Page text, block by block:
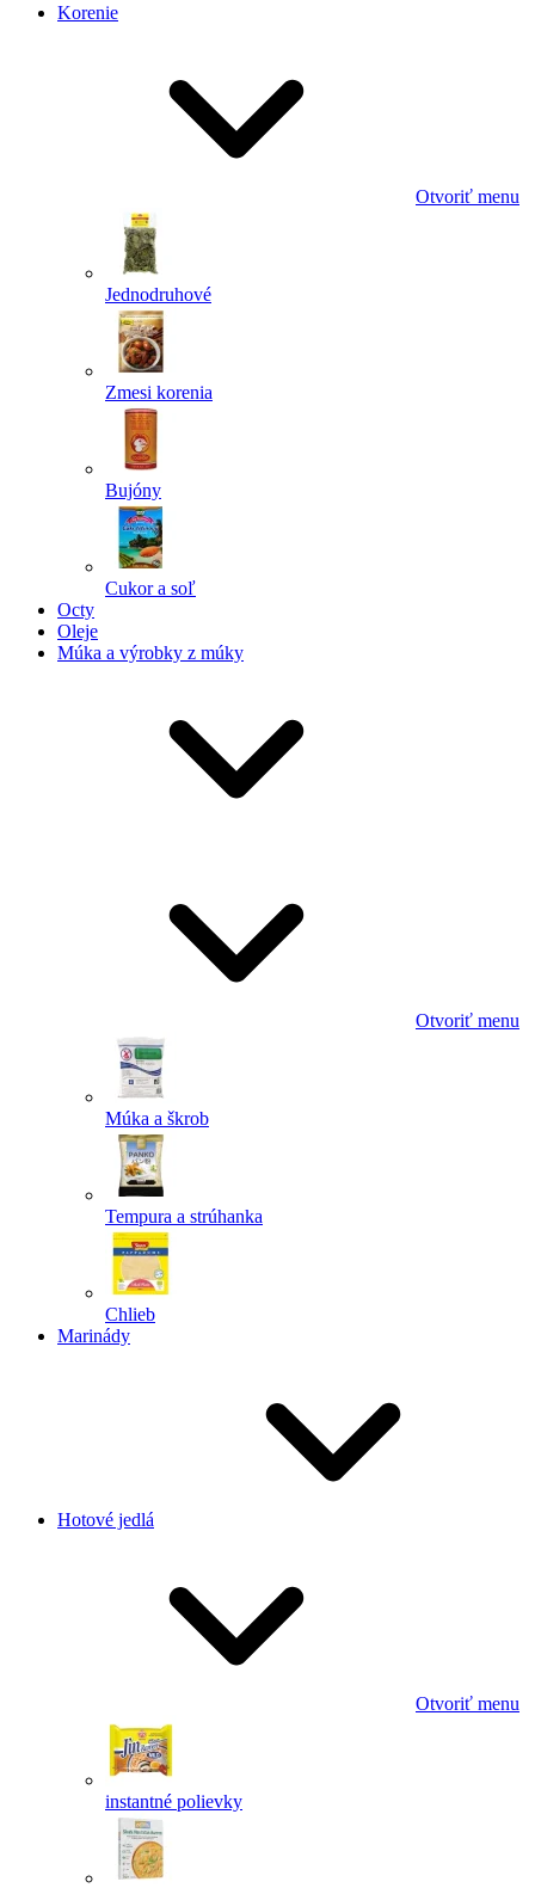
Korenie
Otvoriť menu
Jednodruhové
Zmesi korenia
Bujóny
Cukor a soľ
Octy
Oleje
Múka a výrobky z múky
Otvoriť menu
Múka a škrob
Tempura a strúhanka
Chlieb
Marinády
Hotové jedlá
Otvoriť menu
instantné polievky
Powered by chaterimo